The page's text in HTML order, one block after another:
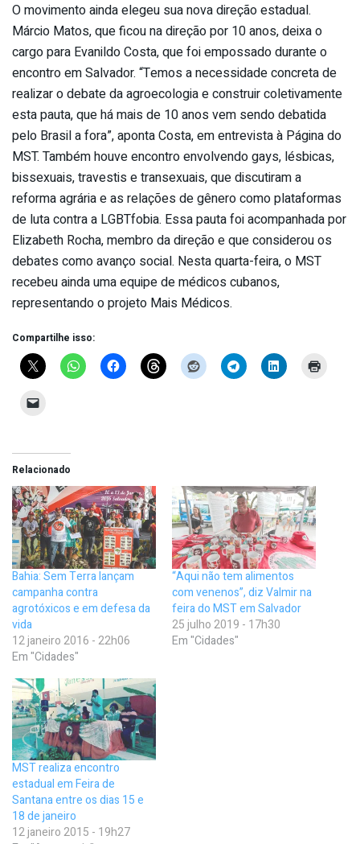
O movimento ainda elegeu sua nova direção estadual.
Márcio Matos, que ficou na direção por 10 anos, deixa o
cargo para Evanildo Costa, que foi empossado durante o
encontro em Salvador. “Temos a necessidade concreta de
realizar o debate da agroecologia e construir coletivamente
esta pauta, que há mais de 10 anos vem sendo debatida
pelo Brasil a fora”, aponta Costa, em entrevista à Página do
MST. Também houve encontro envolvendo gays, lésbicas,
bissexuais, travestis e transexuais, que discutiram a
reforma agrária e as relações de gênero como plataformas
de luta contra a LGBTfobia. Essa pauta foi acompanhada por
Elizabeth Rocha, membro da direção e que considerou os
debates como avanço social. Nesta quarta-feira, o MST
recebeu ainda uma equipe de médicos cubanos,
representando o projeto Mais Médicos.
Compartilhe isso:
Relacionado
Bahia: Sem Terra lançam
campanha contra
agrotóxicos e em defesa da
vida
12 janeiro 2016 - 22h06
Em "Cidades"
“Aqui não tem alimentos
com venenos”, diz Valmir na
feira do MST em Salvador
25 julho 2019 - 17h30
Em "Cidades"
MST realiza encontro
estadual em Feira de
Santana entre os dias 15 e
18 de janeiro
12 janeiro 2015 - 19h27